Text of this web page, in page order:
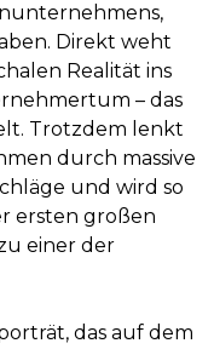
Direkt weht
Realität ins
– das
Trotzdem lenkt
durch massive
und wird so
ersten großen
einer der
das auf dem